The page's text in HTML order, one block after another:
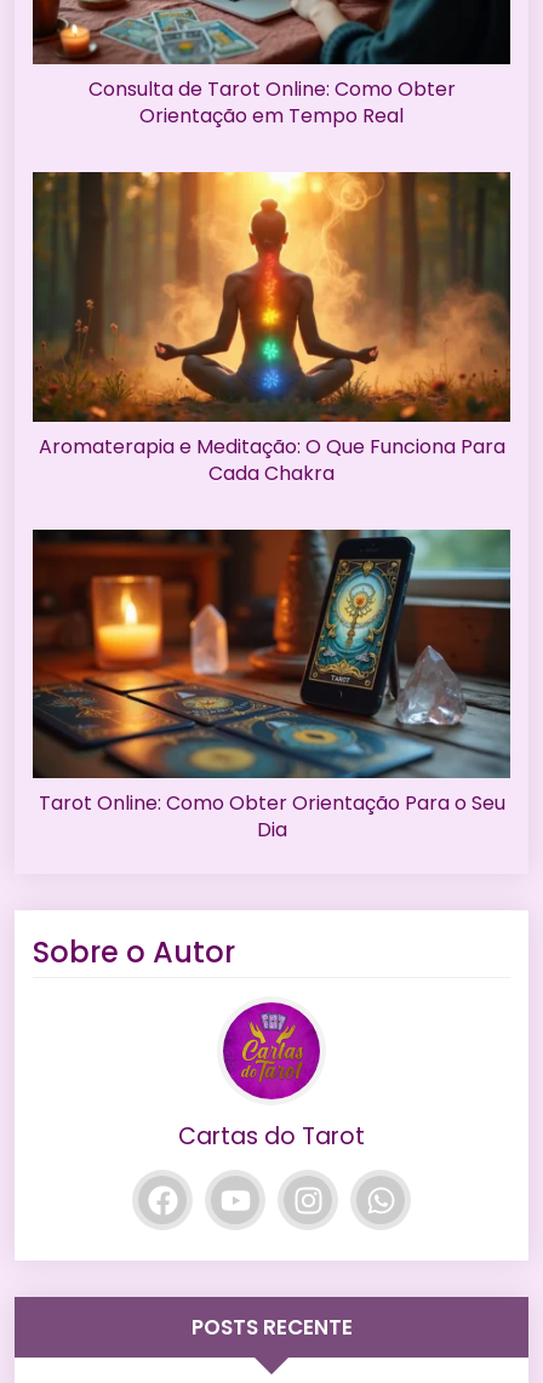
Consulta de Tarot Online: Como Obter
Orientação em Tempo Real
Aromaterapia e Meditação: O Que Funciona Para
Cada Chakra
Tarot Online: Como Obter Orientação Para o Seu
Dia
Sobre o Autor
Cartas do Tarot
POSTS RECENTE